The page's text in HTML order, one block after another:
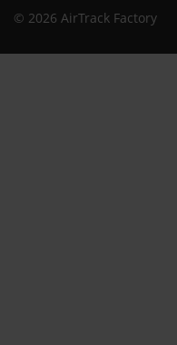
© 2026 AirTrack Factory